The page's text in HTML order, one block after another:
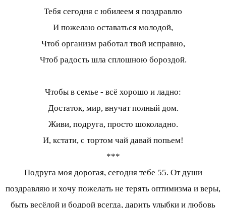
Тебя сегодня с юбилеем я поздравлю
И пожелаю оставаться молодой,
Чтоб организм работал твой исправно,
Чтоб радость шла сплошною бороздой.
Чтобы в семье - всё хорошо и ладно:
Достаток, мир, внучат полный дом.
Живи, подруга, просто шоколадно.
И, кстати, с тортом чай давай попьем!
***
Подруга моя дорогая, сегодня тебе 55. От души
поздравляю и хочу пожелать не терять оптимизма и веры,
быть весёлой и бодрой всегда, дарить улыбки и любовь